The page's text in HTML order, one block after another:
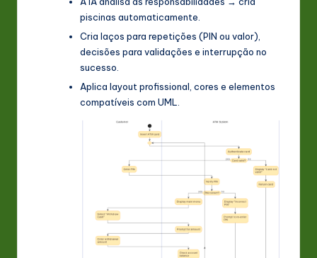
piscinas automaticamente.
Cria laços para repetições (PIN ou valor),
decisões para validações e interrupção no
sucesso.
Aplica layout profissional, cores e elementos
compatíveis com UML.